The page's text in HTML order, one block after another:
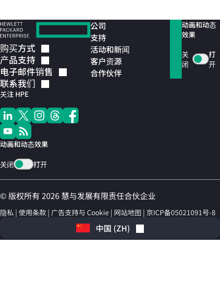
购买方式
产品支持
电子邮件销售
联系我们
关注 HPE
动画和动态效果
关闭 打开
公司
支持
活动和新闻
客户资源
合作伙伴
动画和动态
效果
关
闭
打
开
© 版权所有 2026 慧与发展有限责任合伙企业
隐私 使用条款 广告支持与 Cookie 网站地图 京ICP备05021091号-8
中国 (ZH)